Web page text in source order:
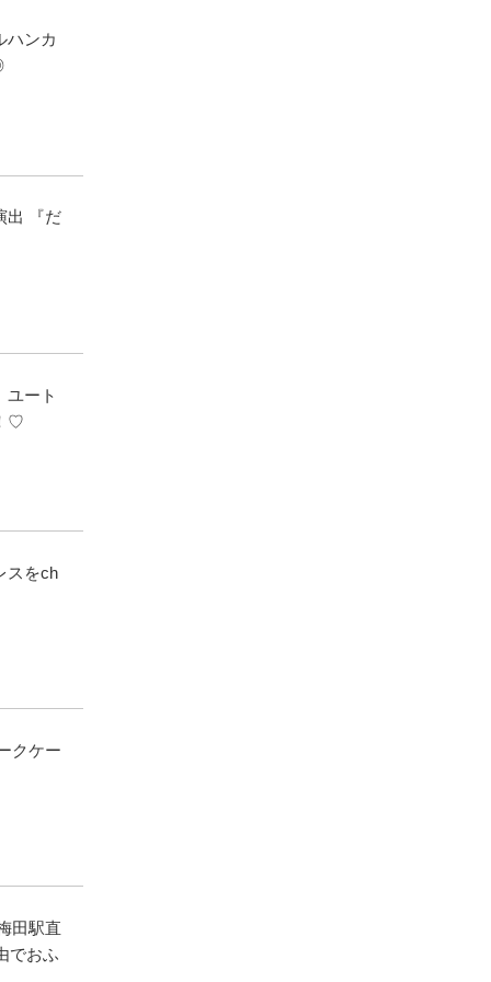
ハンカ
出 『だ
ユート
♡
スをch
クケー
田駅直
でおふ